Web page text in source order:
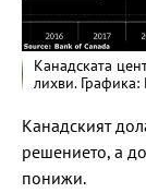
Канадската
лихви.
Канадският
решението, а
понижи.